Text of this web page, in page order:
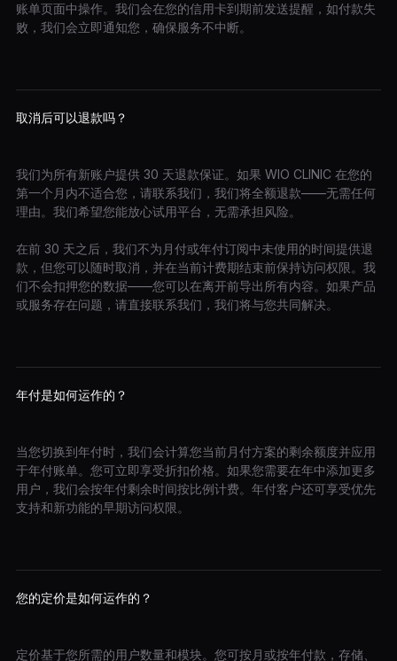
账单页面中操作。我们会在您的信用卡到期前发送提醒，如付款失
败，我们会立即通知您，确保服务不中断。
取消后可以退款吗？
我们为所有新账户提供 30 天退款保证。如果 WIO CLINIC 在您的
第一个月内不适合您，请联系我们，我们将全额退款——无需任何
理由。我们希望您能放心试用平台，无需承担风险。
在前 30 天之后，我们不为月付或年付订阅中未使用的时间提供退
款，但您可以随时取消，并在当前计费期结束前保持访问权限。我
们不会扣押您的数据——您可以在离开前导出所有内容。如果产品
或服务存在问题，请直接联系我们，我们将与您共同解决。
年付是如何运作的？
当您切换到年付时，我们会计算您当前月付方案的剩余额度并应用
于年付账单。您可立即享受折扣价格。如果您需要在年中添加更多
用户，我们会按年付剩余时间按比例计费。年付客户还可享受优先
支持和新功能的早期访问权限。
您的定价是如何运作的？
定价基于您所需的用户数量和模块。您可按月或按年付款，存储、